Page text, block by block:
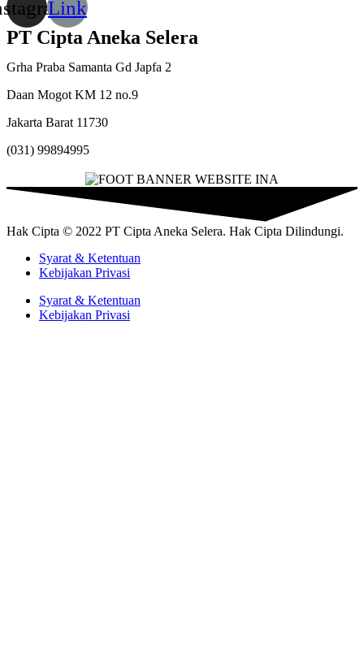
Link
PT Cipta Aneka Selera
Grha Praba Samanta Gd Japfa 2
Daan Mogot KM 12 no.9
Jakarta Barat 11730
(031) 99894995
Hak Cipta © 2022 PT Cipta Aneka Selera. Hak Cipta Dilindungi.
Syarat & Ketentuan
Kebijakan Privasi
Syarat & Ketentuan
Kebijakan Privasi